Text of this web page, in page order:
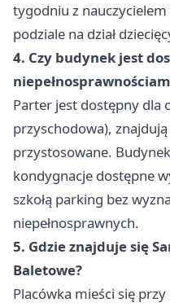
tygodniu z
podziale na dział
4. Czy budynek jest
Parter jest dostępny dla
przyschodowa),
przystosowane.
kondygnacje dostępne
szkołą parking bez
niepełnosprawnych.
5. Gdzie znajduje się
Baletowe?
Placówka mieści się